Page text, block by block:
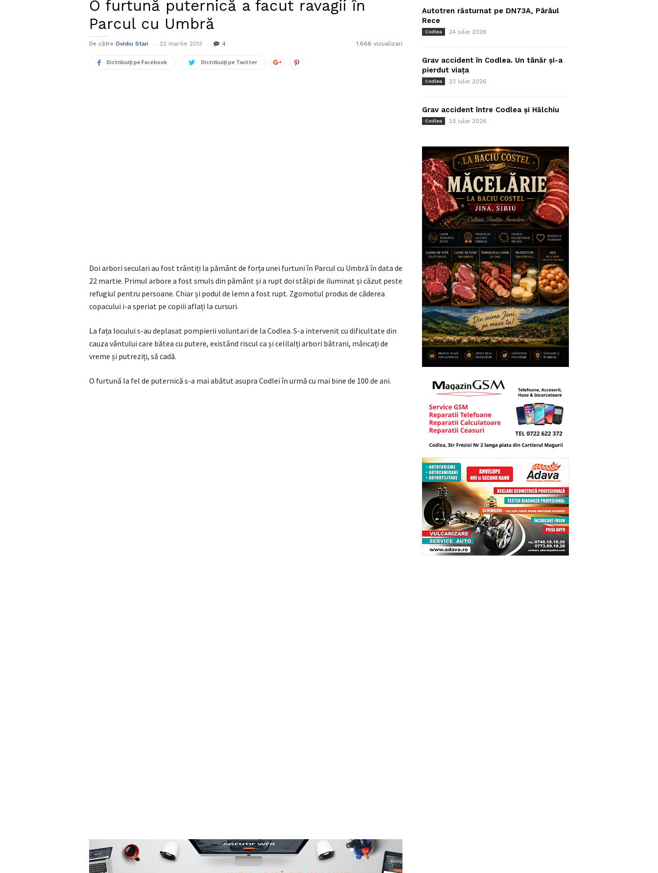
O furtună puternică a facut ravagii în
Parcul cu Umbră
De către Ovidiu Stan 22 martie 2013 4 1.666 vizualizari
Distribuiți pe Facebook Distribuiți pe Twitter
Doi arbori seculari au fost trântiți la pământ de forța unei furtuni în Parcul cu Umbră în data de
22 martie. Primul arbore a fost smuls din pământ și a rupt doi stâlpi de iluminat și căzut peste
refugiul pentru persoane. Chiar și podul de lemn a fost rupt. Zgomotul produs de căderea
copacului i-a speriat pe copiii aflați la cursuri.
La fața locului s-au deplasat pompierii voluntari de la Codlea. S-a intervenit cu dificultate din
cauza vântului care bătea cu putere, existând riscul ca și celilalți arbori bâtrani, mâncați de
vreme și putreziți, să cadă.
O furtună la fel de puternică s-a mai abătut asupra Codlei în urmă cu mai bine de 100 de ani.
Autotren răsturnat pe DN73A, Pârâul
Rece
Codlea 24 iulie 2026
Grav accident în Codlea. Un tânăr și-a
pierdut viața
Codlea 23 iulie 2026
Grav accident între Codlea și Hălchiu
Codlea 23 iulie 2026